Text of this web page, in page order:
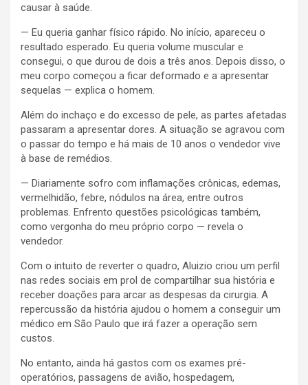
causar à saúde.
— Eu queria ganhar físico rápido. No início, apareceu o
resultado esperado. Eu queria volume muscular e
consegui, o que durou de dois a três anos. Depois disso, o
meu corpo começou a ficar deformado e a apresentar
sequelas — explica o homem.
Além do inchaço e do excesso de pele, as partes afetadas
passaram a apresentar dores. A situação se agravou com
o passar do tempo e há mais de 10 anos o vendedor vive
à base de remédios.
— Diariamente sofro com inflamações crônicas, edemas,
vermelhidão, febre, nódulos na área, entre outros
problemas. Enfrento questões psicológicas também,
como vergonha do meu próprio corpo — revela o
vendedor.
Com o intuito de reverter o quadro, Aluizio criou um perfil
nas redes sociais em prol de compartilhar sua história e
receber doações para arcar as despesas da cirurgia. A
repercussão da história ajudou o homem a conseguir um
médico em São Paulo que irá fazer a operação sem
custos.
No entanto, ainda há gastos com os exames pré-
operatórios, passagens de avião, hospedagem,